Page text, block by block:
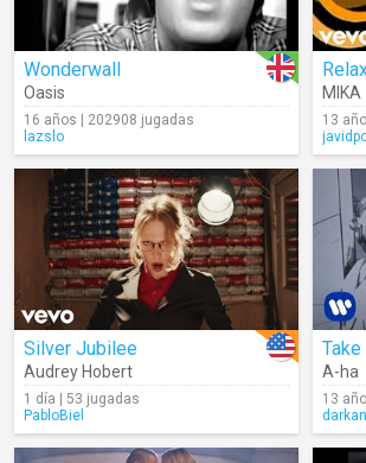
Wonderwall
Oasis
16 años | 202908 jugadas
lazslo
MIKA
13
Silver Jubilee
Audrey Hobert
1 día | 53 jugadas
PabloBiel
A-ha
13